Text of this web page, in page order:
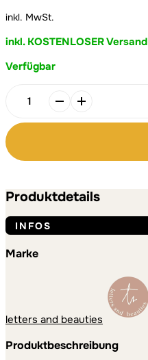
inkl. MwSt.
inkl. KOSTENLOSER Versand
Verfügbar
Kalender
"geliebtes
Menge
Produktdetails
INFOS
Marke
letters and beauties
Produktbeschreibung